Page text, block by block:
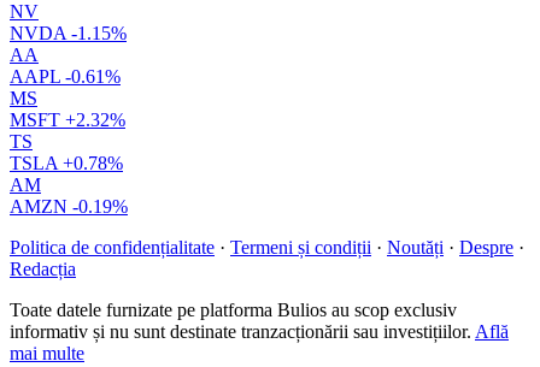
NV
NVDA -1.15%
AA
AAPL -0.61%
MS
MSFT +2.32%
TS
TSLA +0.78%
AM
AMZN -0.19%
Politica de confidențialitate · Termeni și condiții · Noutăți · Despre ·
Redacția
Toate datele furnizate pe platforma Bulios au scop exclusiv
informativ și nu sunt destinate tranzacționării sau investițiilor. Află
mai multe